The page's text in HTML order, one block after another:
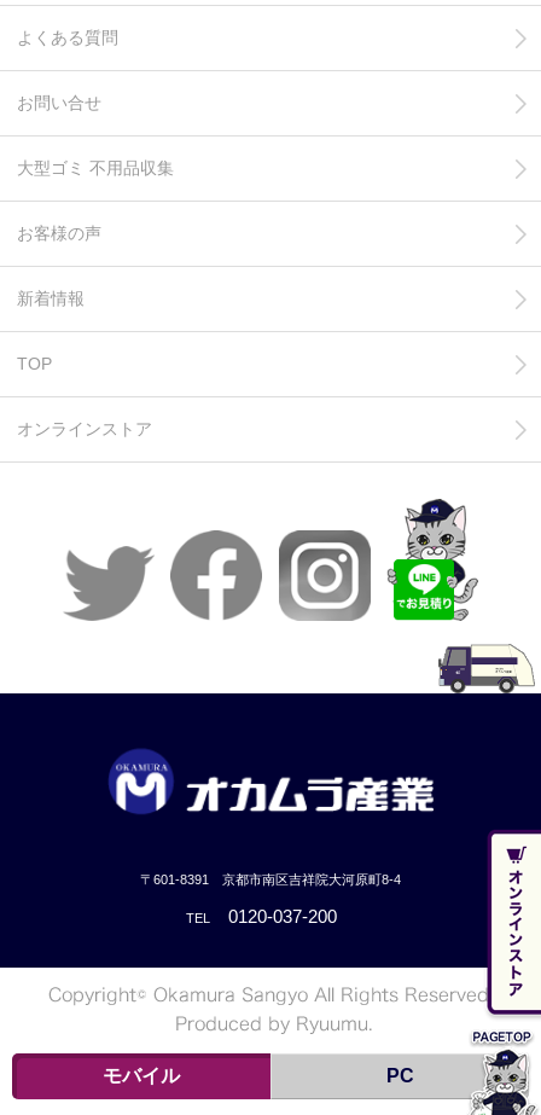
よくある質問
お問い合せ
大型ゴミ 不用品収集
お客様の声
新着情報
TOP
オンラインストア
〒601-8391 京都市南区吉祥院大河原町8-4
TEL 0120-037-200
モバイル PC